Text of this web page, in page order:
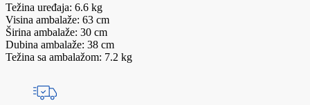
Težina uređaja: 6.6 kg
Visina ambalaže: 63 cm
Širina ambalaže: 30 cm
Dubina ambalaže: 38 cm
Težina sa ambalažom: 7.2 kg